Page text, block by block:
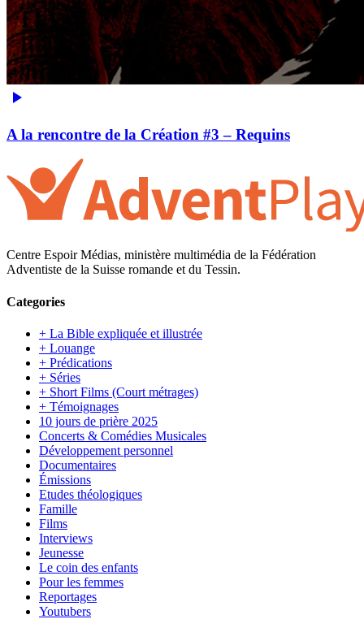
A la rencontre de la Création #3 – Requins
Centre Espoir Médias, ministère multimédia de la Fédération
Adventiste de la Suisse romande et du Tessin.
Categories
+ La Bible expliquée et illustrée
+ Louange
+ Prédications
+ Séries
+ Short Films (Court métrages)
+ Témoignages
10 jours de prière 2025
Concerts & Comédies Musicales
Développement personnel
Documentaires
Émissions
Etudes théologiques
Famille
Films
Interviews
Jeunesse
Le coin des enfants
Pour les femmes
Reportages
Youtubers